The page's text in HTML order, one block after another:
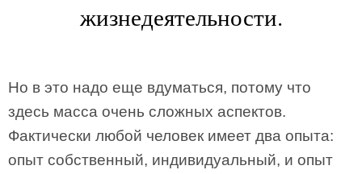
жизнедеятельности.
Но в это надо еще вдуматься, потому что
здесь масса очень сложных аспектов.
Фактически любой человек имеет два опыта:
опыт собственный, индивидуальный, и опыт